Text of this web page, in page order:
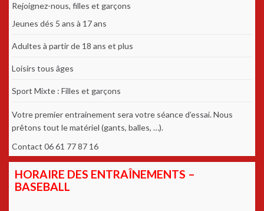
Rejoignez-nous, filles et garçons
Jeunes dés 5 ans à 17 ans
Adultes à partir de 18 ans et plus
Loisirs tous âges
Sport Mixte : Filles et garçons
Votre premier entrainement sera votre séance d’essai. Nous
prêtons tout le matériel (gants, balles, …).
Contact 06 61 77 87 16
HORAIRE DES ENTRAÎNEMENTS –
BASEBALL